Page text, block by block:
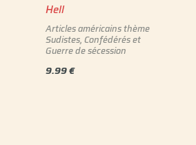
Hell
Articles américains thème
Sudistes, Confédérés et
Guerre de sécession
9.99€